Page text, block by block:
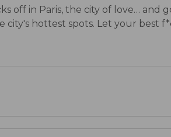
off in Paris, the city of love… and
hottest spots. Let your best